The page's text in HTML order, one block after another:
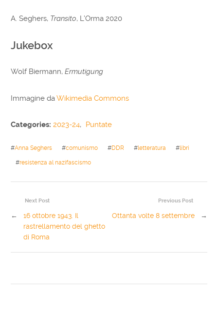
A. Seghers, Transito, L’Orma 2020
Jukebox
Wolf Biermann,Ermutigung
Immagine daWikimedia Commons
Categories:2023-24, Puntate
#Anna Seghers #comunismo #DDR #letteratura #libri
#resistenza al nazifascismo
Previous Post
Ottanta volte 8 settembre →
Next Post
←
16 ottobre 1943. Il
rastrellamento del ghetto
di Roma